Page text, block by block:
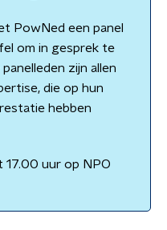
PowNed een panel
om in gesprek te
zijn allen
die op hun
hebben
17.00 uur op NPO